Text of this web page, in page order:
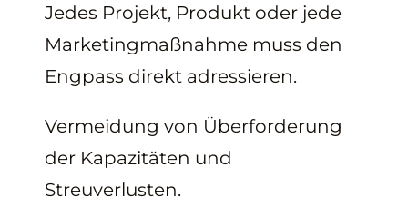
Jedes Projekt, Produkt oder jede
Marketingmaßnahme muss den
Engpass direkt adressieren.
Vermeidung von Überforderung
der Kapazitäten und
Streuverlusten.